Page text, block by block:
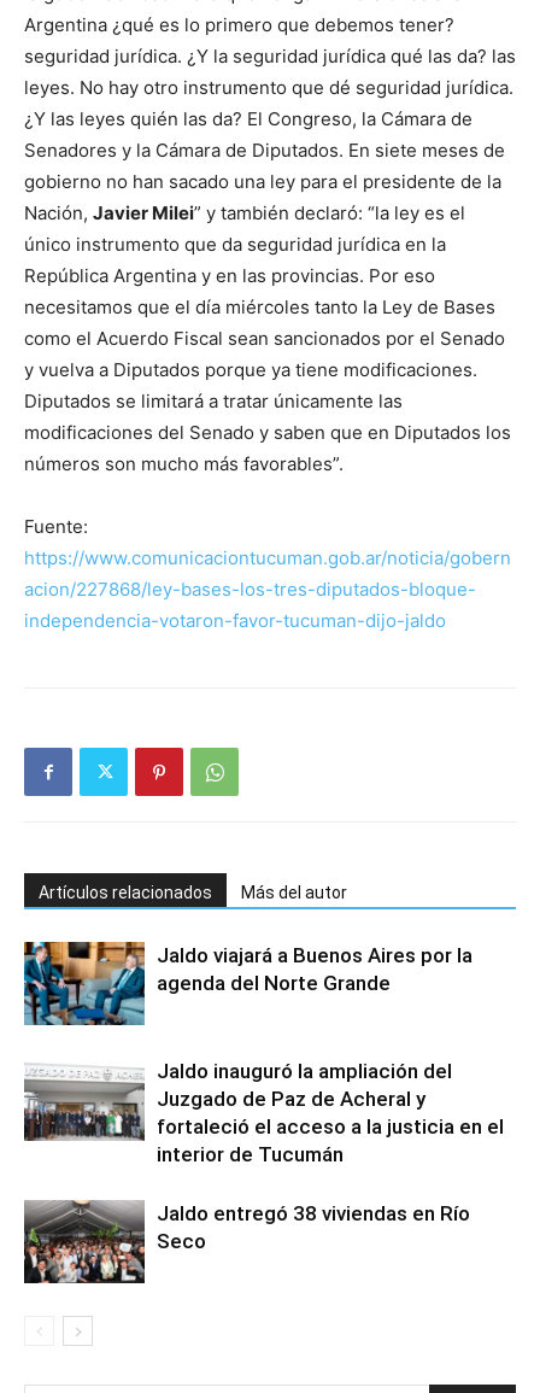
Argentina ¿qué es lo primero que debemos tener?
seguridad jurídica. ¿Y la seguridad jurídica qué las da? las
leyes. No hay otro instrumento que dé seguridad jurídica.
¿Y las leyes quién las da? El Congreso, la Cámara de
Senadores y la Cámara de Diputados. En siete meses de
gobierno no han sacado una ley para el presidente de la
Nación, Javier Milei” y también declaró: “la ley es el
único instrumento que da seguridad jurídica en la
República Argentina y en las provincias. Por eso
necesitamos que el día miércoles tanto la Ley de Bases
como el Acuerdo Fiscal sean sancionados por el Senado
y vuelva a Diputados porque ya tiene modificaciones.
Diputados se limitará a tratar únicamente las
modificaciones del Senado y saben que en Diputados los
números son mucho más favorables”.
Fuente:
https://www.comunicaciontucuman.gob.ar/noticia/gobern
acion/227868/ley-bases-los-tres-diputados-bloque-
independencia-votaron-favor-tucuman-dijo-jaldo
Artículos relacionados Más del autor
Jaldo viajará a Buenos Aires por la
agenda del Norte Grande
Jaldo inauguró la ampliación del
Juzgado de Paz de Acheral y
fortaleció el acceso a la justicia en el
interior de Tucumán
Jaldo entregó 38 viviendas en Río
Seco